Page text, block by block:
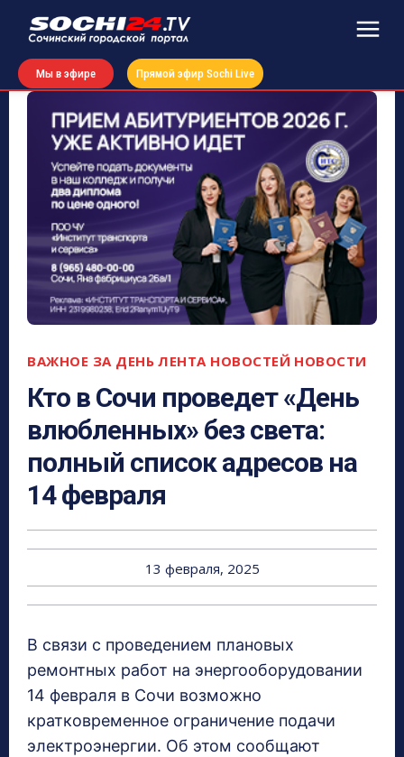
Мы в эфире Прямой эфир Sochi Live
ВАЖНОЕ ЗА ДЕНЬ ЛЕНТА НОВОСТЕЙ НОВОСТИ
Кто в Сочи проведет «День
влюбленных» без света:
полный список адресов на
14 февраля
13 февраля, 2025
В связи с проведением плановых
ремонтных работ на энергооборудовании
14 февраля в Сочи возможно
кратковременное ограничение подачи
электроэнергии. Об этом сообщают